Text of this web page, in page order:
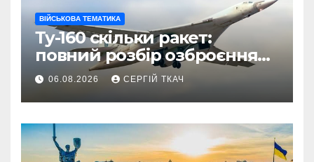
ВІЙСЬКОВА ТЕМАТИКА
Ту-160 скільки ракет:
повний розбір озброєння
стратегічного
бомбардувальника
06.08.2026 СЕРГІЙ ТКАЧ